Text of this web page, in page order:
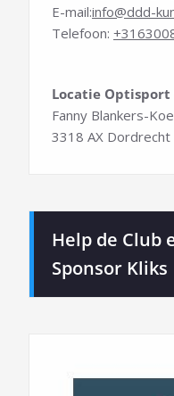
E-mail:info@ddd-
Telefoon:
Locatie
Fanny Blankers-
3318 AX Dordrecht
Help de Club
Sponsor Kliks